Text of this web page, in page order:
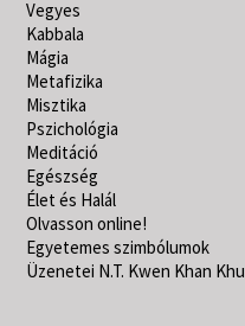
Vegyes
Kabbala
Mágia
Metafizika
Misztika
Pszichológia
Meditáció
Egészség
Élet és Halál
Olvasson online!
Egyetemes szimbólumok
Üzenetei N.T. Kwen Khan Khu